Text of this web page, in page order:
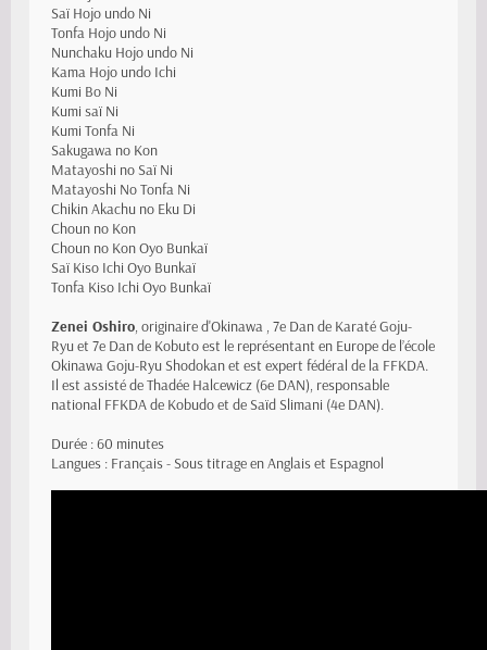
Saï Hojo undo Ni
Tonfa Hojo undo Ni
Nunchaku Hojo undo Ni
Kama Hojo undo Ichi
Kumi Bo Ni
Kumi saï Ni
Kumi Tonfa Ni
Sakugawa no Kon
Matayoshi no Saï Ni
Matayoshi No Tonfa Ni
Chikin Akachu no Eku Di
Choun no Kon
Choun no Kon Oyo Bunkaï
Saï Kiso Ichi Oyo Bunkaï
Tonfa Kiso Ichi Oyo Bunkaï
Zenei Oshiro, originaire d'Okinawa , 7e Dan de Karaté Goju-
Ryu et 7e Dan de Kobuto est le représentant en Europe de l’école
Okinawa Goju-Ryu Shodokan et est expert fédéral de la FFKDA.
Il est assisté de Thadée Halcewicz (6e DAN), responsable
national FFKDA de Kobudo et de Saïd Slimani (4e DAN).
Durée : 60 minutes
Langues : Français - Sous titrage en Anglais et Espagnol